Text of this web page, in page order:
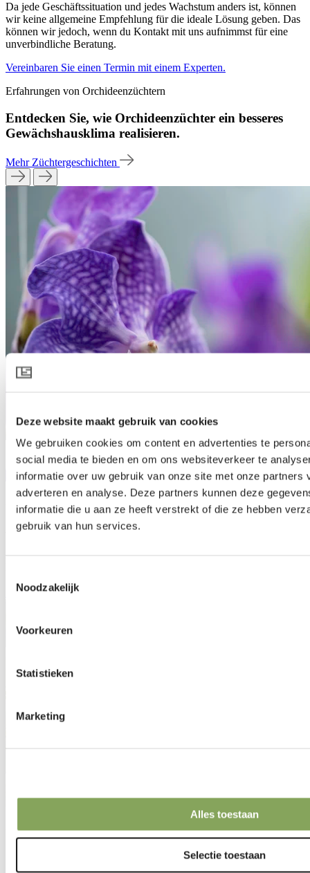
Deze website maakt gebruik van cookies
We gebruiken cookies om content en advertenties te
social media te bieden en om ons websiteverkeer te
informatie over uw gebruik van onze site met onze partners
adverteren en analyse. Deze partners kunnen deze
informatie die u aan ze heeft verstrekt of die ze hebben
gebruik van hun services.
Noodzakelijk
Voorkeuren
Statistieken
Marketing
Alles toestaan
Selectie toestaan
Da jede Geschäftssituation und jedes Wachstum anders ist, können
wir keine allgemeine Empfehlung für die ideale Lösung geben. Das
können wir jedoch, wenn du Kontakt mit uns aufnimmst für eine
unverbindliche Beratung.
Vereinbaren Sie einen Termin mit einem Experten.
Erfahrungen von Orchideenzüchtern
Entdecken Sie, wie Orchideenzüchter ein besseres
Gewächshausklima realisieren.
Mehr Züchtergeschichten
29 Okt 2025 | Orchidee
ANSU Orchideen
Mehr lesen